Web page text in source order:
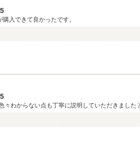
5
入できて良かったです。
5